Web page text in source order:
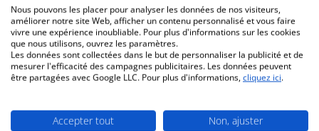
Haas-Sohn Ascim pierre de sole droit
Nous pouvons les placer pour analyser les données de nos visiteurs,
améliorer notre site Web, afficher un contenu personnalisé et vous faire
vivre une expérience inoubliable. Pour plus d'informations sur les cookies
que nous utilisons, ouvrez les paramètres.
Les données sont collectées dans le but de personnaliser la publicité et de
mesurer l'efficacité des campagnes publicitaires. Les données peuvent
être partagées avec Google LLC. Pour plus d'informations, cliquez ici.
Accepter tout Non, ajuster